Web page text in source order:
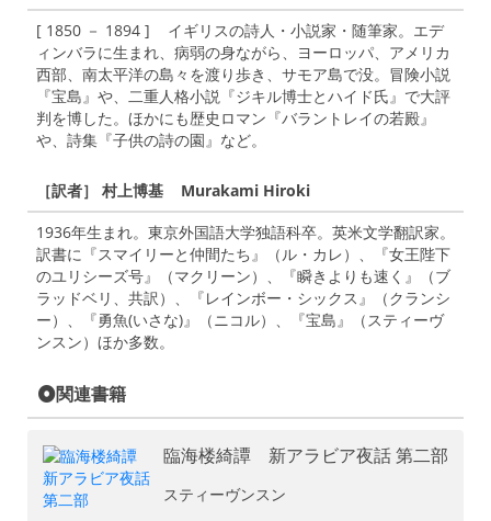
[ 1850 － 1894 ] イギリスの詩人・小説家・随筆家。エデ
ィンバラに生まれ、病弱の身ながら、ヨーロッパ、アメリカ
西部、南太平洋の島々を渡り歩き、サモア島で没。冒険小説
『宝島』や、二重人格小説『ジキル博士とハイド氏』で大評
判を博した。ほかにも歴史ロマン『バラントレイの若殿』
や、詩集『子供の詩の園』など。
［訳者］ 村上博基 Murakami Hiroki
1936年生まれ。東京外国語大学独語科卒。英米文学翻訳家。
訳書に『スマイリーと仲間たち』（ル・カレ）、『女王陛下
のユリシーズ号』（マクリーン）、『瞬きよりも速く』（ブ
ラッドベリ、共訳）、『レインボー・シックス』（クランシ
ー）、『勇魚(いさな)』（ニコル）、『宝島』（スティーヴ
ンスン）ほか多数。
関連書籍
臨海楼綺譚 新アラビア夜話 第二部
スティーヴンスン